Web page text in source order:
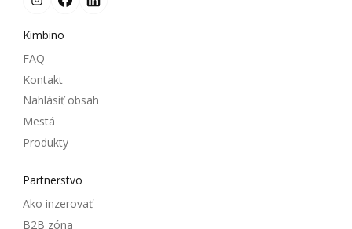
Kimbino
FAQ
Kontakt
Nahlásiť obsah
Mestá
Produkty
Partnerstvo
Ako inzerovať
B2B zóna